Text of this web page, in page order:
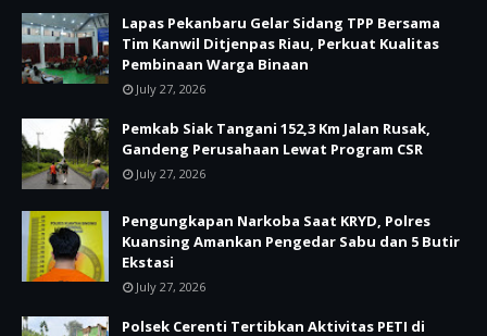
Lapas Pekanbaru Gelar Sidang TPP Bersama
Tim Kanwil Ditjenpas Riau, Perkuat Kualitas
Pembinaan Warga Binaan
July 27, 2026
Pemkab Siak Tangani 152,3 Km Jalan Rusak,
Gandeng Perusahaan Lewat Program CSR
July 27, 2026
Pengungkapan Narkoba Saat KRYD, Polres
Kuansing Amankan Pengedar Sabu dan 5 Butir
Ekstasi
July 27, 2026
Polsek Cerenti Tertibkan Aktivitas PETI di